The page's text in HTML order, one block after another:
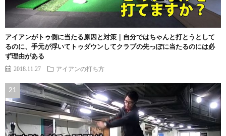
アイアンがトゥ側に当たる原因と対策｜自分ではちゃんと打とうとして
るのに、手元が浮いてトゥダウンしてクラブの先っぽに当たるのには必
ず理由がある
2018.11.27 アイアンの打ち方